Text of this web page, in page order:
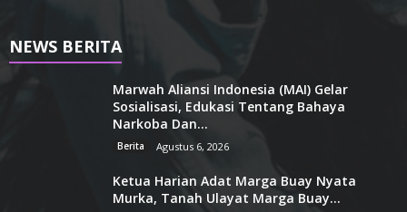
NEWS BERITA
Marwah Aliansi Indonesia (MAI) Gelar
Sosialisasi, Edukasi Tentang Bahaya
Narkoba Dan...
Berita Agustus 6, 2026
Ketua Harian Adat Marga Buay Nyata
Murka, Tanah Ulayat Marga Buay...